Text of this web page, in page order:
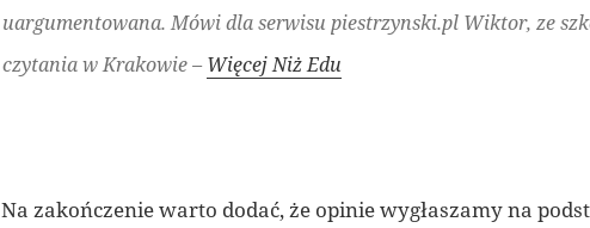
uargumentowana. Mówi dla serwisu piestrzynski.pl Wiktor, ze
czytania w Krakowie –Więcej Niż Edu
Na zakończenie warto dodać, że opinie wygłaszamy na